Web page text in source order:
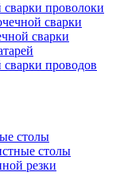
проволоки
сварки
сварки
проводов
столы
столы
резки